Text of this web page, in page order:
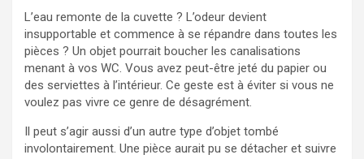
L’eau remonte de la cuvette ? L’odeur devient
insupportable et commence à se répandre dans toutes les
pièces ? Un objet pourrait boucher les canalisations
menant à vos WC. Vous avez peut-être jeté du papier ou
des serviettes à l’intérieur. Ce geste est à éviter si vous ne
voulez pas vivre ce genre de désagrément.
Il peut s’agir aussi d’un autre type d’objet tombé
involontairement. Une pièce aurait pu se détacher et suivre